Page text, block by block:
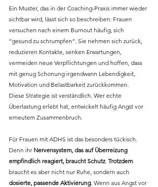
Ein Muster, das in der Coaching-Praxis immer wieder
sichtbar wird, lässt sich so beschreiben: Frauen
versuchen nach einem Burnout häufig, sich
“gesund zu schrumpfen“. Sie nehmen sich zurück,
reduzieren Kontakte, senken Erwartungen,
vermeiden neue Verpflichtungen und hoffen, dass
mit genug Schonung irgendwann Lebendigkeit,
Motivation und Belastbarkeit zurückkommen.
Diese Strategie ist verständlich. Wer echte
Überlastung erlebt hat, entwickelt häufig Angst vor
erneutem Zusammenbruch.
Für Frauen mit ADHS ist das besonders tückisch.
Denn ihr Nervensystem, das auf Überreizung
empfindlich reagiert, braucht Schutz Trotzdem
braucht es aber nicht nur Ruhe, sondern auch
dosierte, passende Aktivierung . Wenn aus Angst vor